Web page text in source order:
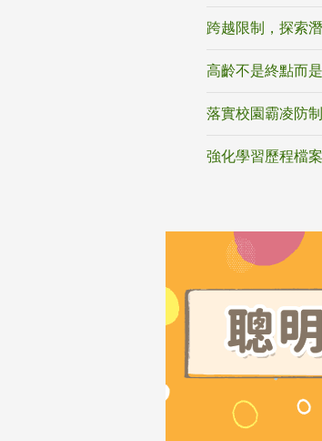
跨越限制，探索
高齡不是終點而
落實校園霸凌防
強化學習歷程檔